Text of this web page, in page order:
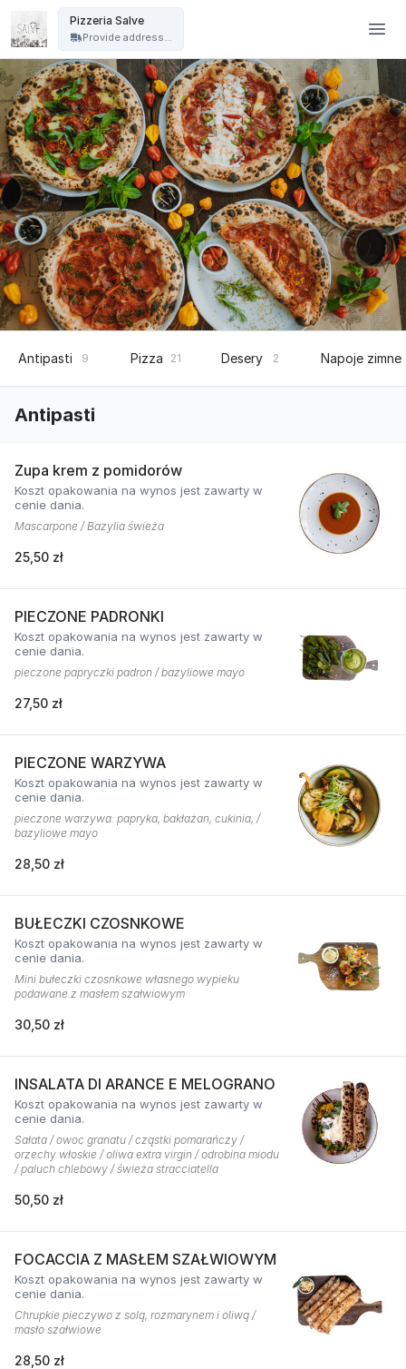
Pizzeria Salve
Provide address...
Antipasti 9 Pizza 21 Desery 2 Napoje zimne
Antipasti
Zupa krem z pomidorów
Koszt opakowania na wynos jest zawarty w
cenie dania.
Mascarpone / Bazylia świeża
25,50 zł
PIECZONE PADRONKI
Koszt opakowania na wynos jest zawarty w
cenie dania.
pieczone papryczki padron / bazyliowe mayo
27,50 zł
PIECZONE WARZYWA
Koszt opakowania na wynos jest zawarty w
cenie dania.
pieczone warzywa: papryka, bakłażan, cukinia, /
bazyliowe mayo
28,50 zł
BUŁECZKI CZOSNKOWE
Koszt opakowania na wynos jest zawarty w
cenie dania.
Mini bułeczki czosnkowe własnego wypieku
podawane z masłem szałwiowym
30,50 zł
INSALATA DI ARANCE E MELOGRANO
Koszt opakowania na wynos jest zawarty w
cenie dania.
Sałata / owoc granatu / cząstki pomarańczy /
orzechy włoskie / oliwa extra virgin / odrobina miodu
/ paluch chlebowy / świeża stracciatella
50,50 zł
FOCACCIA Z MASŁEM SZAŁWIOWYM
Koszt opakowania na wynos jest zawarty w
cenie dania.
Chrupkie pieczywo z solą, rozmarynem i oliwą /
masło szałwiowe
28,50 zł